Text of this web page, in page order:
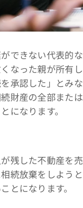
できない代表的
なった親が所有
承認した」とみ
財産の全部また
になります。
残した不動産を
続放棄をしよう
とになります。